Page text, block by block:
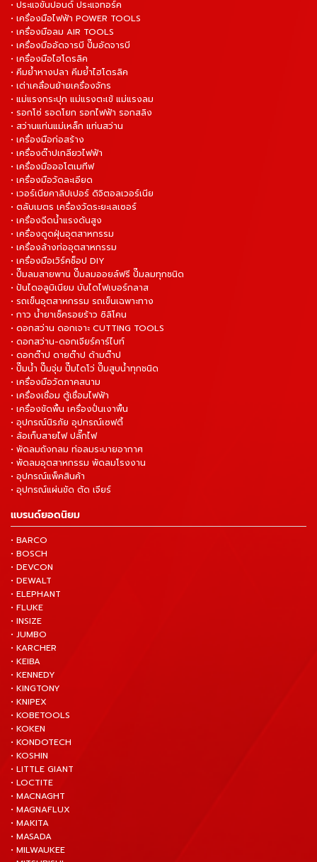
• ประแจขันปอนด์ ประแจทอร์ค
• เครื่องมือไฟฟ้า POWER TOOLS
• เครื่องมือลม AIR TOOLS
• เครื่องมืออัดจารบี ปั๊มอัดจารบี
• เครื่องมือไฮโดรลิค
• คีมย้ำหางปลา คีมย้ำไฮโดรลิค
• เต่าเคลื่อนย้ายเครื่องจักร
• แม่แรงกระปุก แม่แรงตะเข้ แม่แรงลม
• รอกโซ่ รอดโยก รอกไฟฟ้า รอกสลิง
• สว่านแท่นแม่เหล็ก แท่นสว่าน
• เครื่องมือก่อสร้าง
• เครื่องต๊าปเกลียวไฟฟ้า
• เครื่องมือออโตเมทีฟ
• เครื่องมือวัดละเอียด
• เวอร์เนียคาลิปเปอร์ ดิจิตอลเวอร์เนีย
• ตลับเมตร เครื่องวัดระยะเลเซอร์
• เครื่องฉีดน้ำแรงดันสูง
• เครื่องดูดฝุ่นอุตสาหกรรม
• เครื่องล้างท่ออุตสาหกรรม
• เครื่องมือเวิร์คช็อป DIY
• ปั๊มลมสายพาน ปั๊มลมออยล์ฟรี ปั๊มลมทุกชนิด
• ปันไดอลูมิเนียม บันไดไฟเบอร์กลาส
• รถเข็นอุตสาหกรรม รถเข็นเฉพาะทาง
• กาว น้ำยาเช็ครอยร้าว ซิลิโคน
• ดอกสว่าน ดอกเจาะ CUTTING TOOLS
• ดอกสว่าน-ดอกเจียร์คาร์ไบท์
• ดอกต๊าป ดายต๊าป ด้ามต๊าป
• ปั๊มน้ำ ปั๊มจุ่ม ปั๊มไดโว่ ปั๊มสูบน้ำทุกชนิด
• เครื่องมือวัดภาคสนาม
• เครื่องเชื่อม ตู้เชื่อมไฟฟ้า
• เครื่องขัดพื้น เครื่องปั่นเงาพื้น
• อุปกรณ์นิรภัย อุปกรณ์เซฟตี้
• ล้อเก็บสายไฟ ปลั๊กไฟ
• พัดลมถังกลม ท่อลมระบายอากาศ
• พัดลมอุตสาหกรรม พัดลมโรงงาน
• อุปกรณ์แพ็คสินค้า
• อุปกรณ์แผ่นขัด ตัด เจียร์
แบรนด์ยอดนิยม
• BARCO
• BOSCH
• DEVCON
• DEWALT
• ELEPHANT
• FLUKE
• INSIZE
• JUMBO
• KARCHER
• KEIBA
• KENNEDY
• KINGTONY
• KNIPEX
• KOBETOOLS
• KOKEN
• KONDOTECH
• KOSHIN
• LITTLE GIANT
• LOCTITE
• MACNAGHT
• MAGNAFLUX
• MAKITA
• MASADA
• MILWAUKEE